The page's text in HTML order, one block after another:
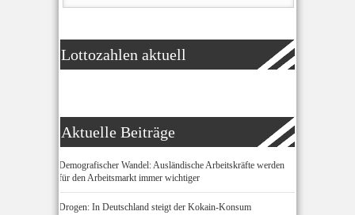
Lottozahlen aktuell
Aktuelle Beiträge
Demografischer Wandel: Ausländische Arbeitskräfte werden
für den Arbeitsmarkt immer wichtiger
Drogen: In Deutschland steigt der Kokain-Konsum